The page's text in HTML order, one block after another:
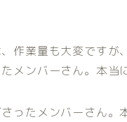
作業量も大変ですが
メンバーさん。本当
ったメンバーさん。